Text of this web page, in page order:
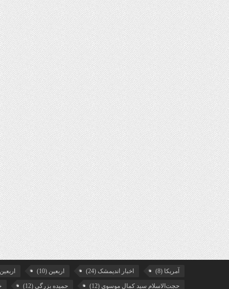
آمریکا (8) اخبار اندیمشک (24) اربعین (10) اربعین99
حجت‌الاسلام سید کمال موسوی (12) حمیده بزرگی (12)